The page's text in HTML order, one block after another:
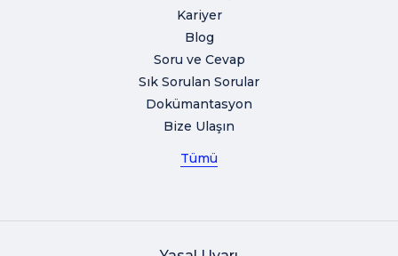
Kariyer
Blog
Soru ve Cevap
Sık Sorulan Sorular
Dokümantasyon
Bize Ulaşın
Tümü